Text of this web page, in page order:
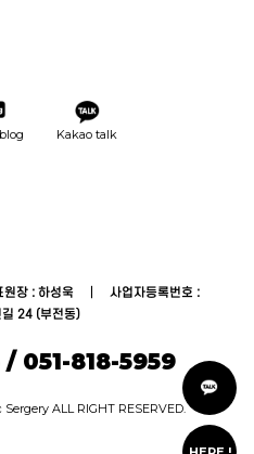
톡
상
온
Kakao talk
장 : 하성욱 │ 사업자등록번호 :
길 24 (부전동)
051-818-5959
ALL RIGHT RESERVED.